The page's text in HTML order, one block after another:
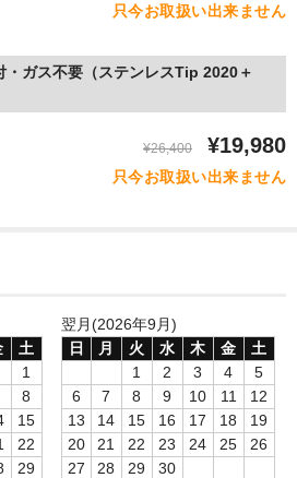
只今お取扱い出来ません
ガス不要（ステンレスTip 2020＋
¥26,400 ¥19,980
只今お取扱い出来ません
土
1
8
15
22
29
翌月(2026年9月)
日
月 火 水 木 金
土
1
2 3 4
5
6
7 8 9 10 11
12
13
14 15 16 17 18
19
20
21 22 23 24 25
26
27
28 29
30